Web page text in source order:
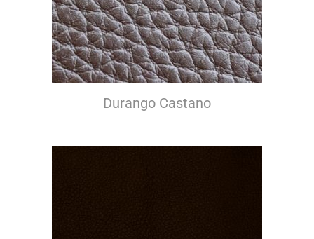
Durango Castano